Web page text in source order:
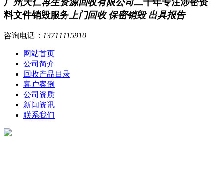
广州天仁再生资源回收有限公司二十年专注涉密资
料文件销毁服务 上门回收 保密销毁 出具报告
咨询电话： 13711115910
网站首页
公司简介
回收产品目录
客户案例
公司资质
新闻资讯
联系我们